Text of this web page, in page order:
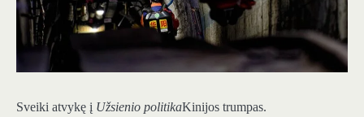
Sveiki atvykę į Užsienio politikaKinijos trumpas.